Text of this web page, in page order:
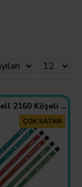
Faber Castell 2160 Köşeli Mercanlı Kurşun Kalem HB - 12 Adet
ÇOK SATAN